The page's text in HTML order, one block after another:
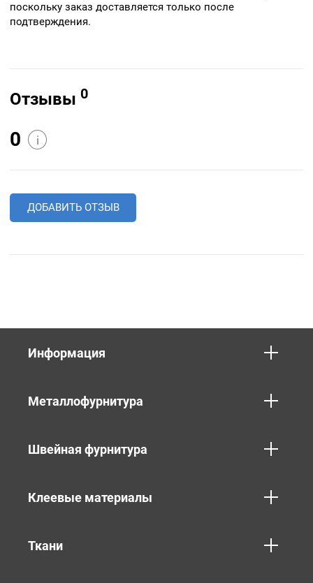
поскольку заказ доставляется только после
подтверждения.
Отзывы 0
0 i
ДОБАВИТЬ ОТЗЫВ
Информация
Металлофурнитура
Швейная фурнитура
Клеевые материалы
Ткани